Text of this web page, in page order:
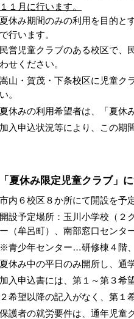
１月に行います。
休み期間のみの利用を目的と
行います。
営児童クラブのある校区で、
せください。
嵩山・賀茂・下条校区に児童ク
。
休みの利用希望者は、「夏休
入申込状況等により、この期
「夏休み限定児童クラブ」
市内６校区８か所にて開設を予
設予定場所：玉川小学校（２
（牟呂町）、南部窓口センタ
少年センター…研修棟４階
夏休み中の平日のみ開所し、通
入申込書には、第１～第３希
希望以降の記入がなく、第１
保護者の就労要件は、通年児童